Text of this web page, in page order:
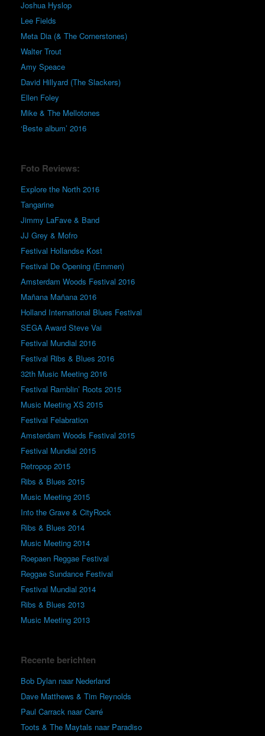
Joshua Hyslop
Lee Fields
Meta Dia (& The Cornerstones)
Walter Trout
Amy Speace
David Hillyard (The Slackers)
Ellen Foley
Mike & The Mellotones
‘Beste album’ 2016
Foto Reviews:
Explore the North 2016
Tangarine
Jimmy LaFave & Band
JJ Grey & Mofro
Festival Hollandse Kost
Festival De Opening (Emmen)
Amsterdam Woods Festival 2016
Mañana Mañana 2016
Holland International Blues Festival
SEGA Award Steve Vai
Festival Mundial 2016
Festival Ribs & Blues 2016
32th Music Meeting 2016
Festival Ramblin’ Roots 2015
Music Meeting XS 2015
Festival Felabration
Amsterdam Woods Festival 2015
Festival Mundial 2015
Retropop 2015
Ribs & Blues 2015
Music Meeting 2015
Into the Grave & CityRock
Ribs & Blues 2014
Music Meeting 2014
Roepaen Reggae Festival
Reggae Sundance Festival
Festival Mundial 2014
Ribs & Blues 2013
Music Meeting 2013
Recente berichten
Bob Dylan naar Nederland
Dave Matthews & Tim Reynolds
Paul Carrack naar Carré
Toots & The Maytals naar Paradiso